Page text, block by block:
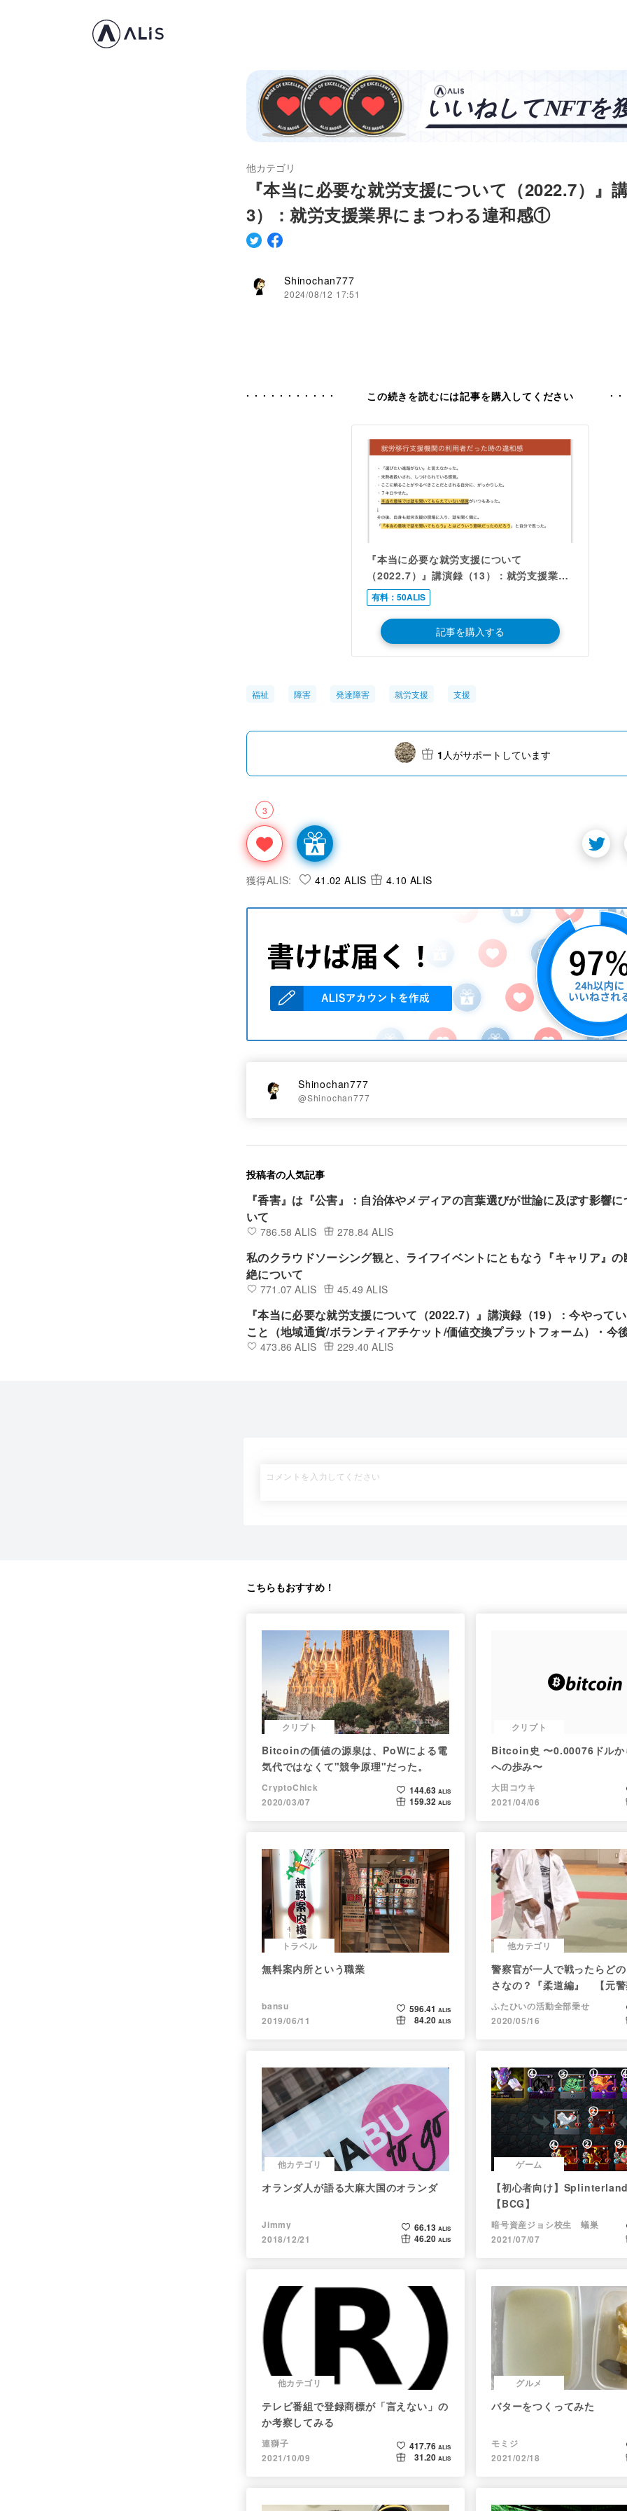
他カテゴリ
『本当に必要な就労支援について（2022.7）』
3）：就労支援業界にまつわる違和感①
Shinochan777
2024/08/12 17:51
この続きを読むには記事を購入してください
『本当に必要な就労支援について
（2022.7）』講演録（13）：就労支援業界
にまつわる違和感①
有料：50ALIS
記事を購入する
福祉 障害 発達障害 就労支援 支援
3
1 人がサポートしています
獲得ALIS: 41.02 ALIS 4.10 ALIS
Shinochan777
@Shinochan777
投稿者の人気記事
『香害』は『公害』：自治体やメディアの言葉選びが世論に及ぼす影響に
いて
786.58 ALIS 278.84 ALIS
私のクラウドソーシング観と、ライフイベントにともなう『キャリア』の
絶について
771.07 ALIS 45.49 ALIS
『本当に必要な就労支援について（2022.7）』講演録（19）：今やって
こと（地域通貨/ボランティアチケット/価値交換プラットフォーム）・今
りたいこと
473.86 ALIS 229.40 ALIS
こちらもおすすめ！
クリプト
Bitcoinの価値の源泉は、PoWによる電
気代ではなくて"競争原理"だった。
CryptoChick
2020/03/07
144.63 ALIS
159.32 ALIS
クリプト
Bitcoin史 〜0.00076ドルか
への歩み〜
大田コウキ
2021/04/06
トラベル
無料案内所という職業
bansu
2019/06/11
596.41 ALIS
84.20 ALIS
他カテゴリ
警察官が一人で戦ったらど
さなの？『柔道編』 【元
で回答】
ふたひいの活動全部乗せ
2020/05/16
他カテゴリ
オランダ人が語る大麻大国のオランダ
Jimmy
2018/12/21
66.13 ALIS
46.20 ALIS
ゲーム
【初心者向け】
【BCG】
暗号資産ジョシ校生 蟻巣
2021/07/07
他カテゴリ
テレビ番組で登録商標が「言えない」の
か考察してみる
連獅子
2021/10/09
417.76 ALIS
31.20 ALIS
グルメ
バターをつくってみた
モミジ
2021/02/18